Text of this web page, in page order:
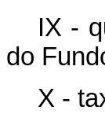
IX -
do
X -